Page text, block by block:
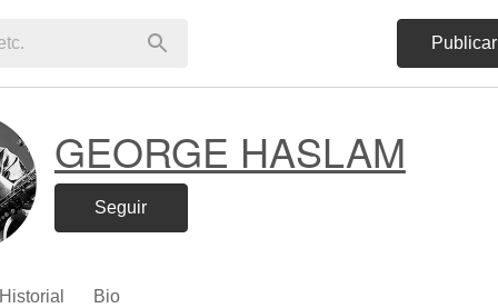
Publicar
GEORGE HASLAM
Seguir
Historial Bio